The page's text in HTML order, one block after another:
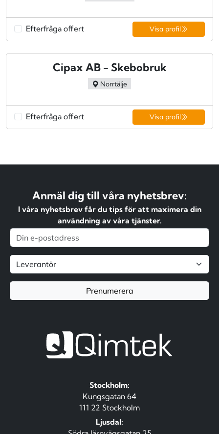
Efterfråga offert Visa profil
Cipax AB - Skebobruk
Norrtälje
Efterfråga offert Visa profil
Anmäl dig till våra nyhetsbrev:
I våra nyhetsbrev får du tips för att maximera din
användning av våra tjänster.
Prenumerera
Stockholm:
Kungsgatan 64
111 22 Stockholm
Ljusdal: